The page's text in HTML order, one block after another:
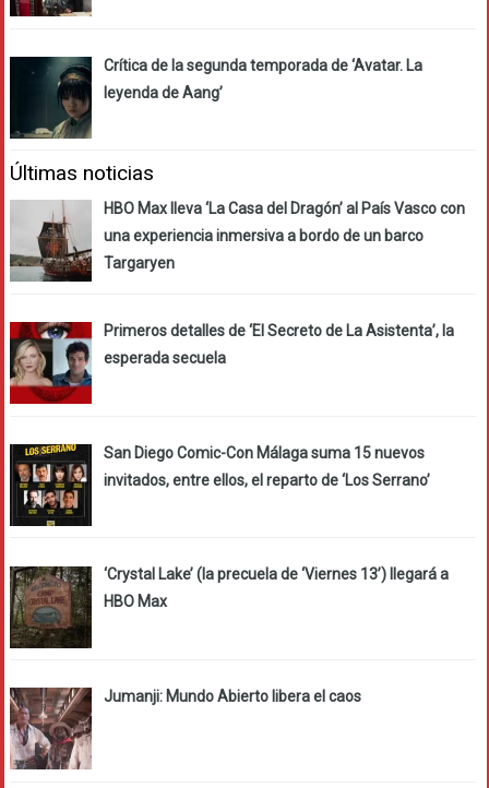
Crítica de la segunda temporada de ‘Avatar. La
leyenda de Aang’
Últimas noticias
HBO Max lleva ‘La Casa del Dragón’ al País Vasco con
una experiencia inmersiva a bordo de un barco
Targaryen
Primeros detalles de ‘El Secreto de La Asistenta’, la
esperada secuela
San Diego Comic-Con Málaga suma 15 nuevos
invitados, entre ellos, el reparto de ‘Los Serrano’
‘Crystal Lake’ (la precuela de ‘Viernes 13’) llegará a
HBO Max
Jumanji: Mundo Abierto libera el caos